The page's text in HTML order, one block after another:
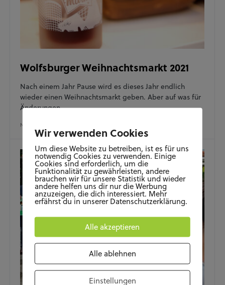
Wolfsburger Weihnachtsmarkt 2021
Nach einem Jahr Pause wird es dieses Jahr endlich
wieder einen Weihnachtsmarkt geben. Aber auf was für
Änderungen…
NOVEMBER 4, 2021
Wir verwenden Cookies
Um diese Website zu betreiben, ist es für uns
notwendig Cookies zu verwenden. Einige
Cookies sind erforderlich, um die
Funktionalität zu gewährleisten, andere
brauchen wir für unsere Statistik und wieder
andere helfen uns dir nur die Werbung
anzuzeigen, die dich interessiert. Mehr
erfährst du in unserer Datenschutzerklärung.
Alle akzeptieren
Alle ablehnen
Einstellungen